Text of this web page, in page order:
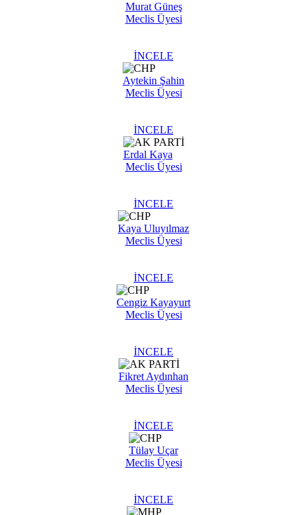
Murat Güneş
Meclis Üyesi
İNCELE
Aytekin Şahin
Meclis Üyesi
İNCELE
Erdal Kaya
Meclis Üyesi
İNCELE
Kaya Uluyılmaz
Meclis Üyesi
İNCELE
Cengiz Kayayurt
Meclis Üyesi
İNCELE
Fikret Aydınhan
Meclis Üyesi
İNCELE
Tülay Uçar
Meclis Üyesi
İNCELE